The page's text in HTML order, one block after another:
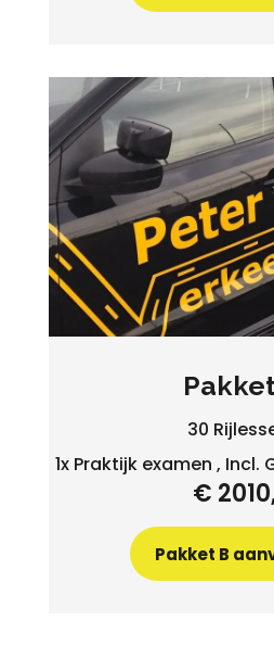
30
1x Praktijk examen ,
€
Pakket B